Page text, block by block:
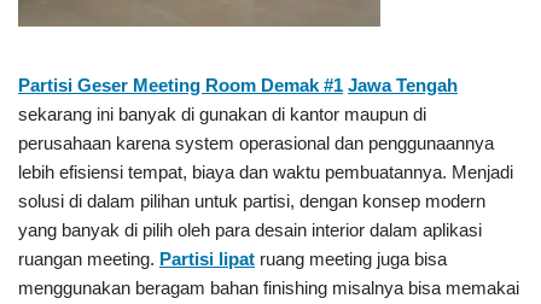
Partisi Geser Meeting Room Demak #1 Jawa Tengah
sekarang ini banyak di gunakan di kantor maupun di
perusahaan karena system operasional dan penggunaannya
lebih efisiensi tempat, biaya dan waktu pembuatannya. Menjadi
solusi di dalam pilihan untuk partisi, dengan konsep modern
yang banyak di pilih oleh para desain interior dalam aplikasi
ruangan meeting. Partisi lipat ruang meeting juga bisa
menggunakan beragam bahan finishing misalnya bisa memakai